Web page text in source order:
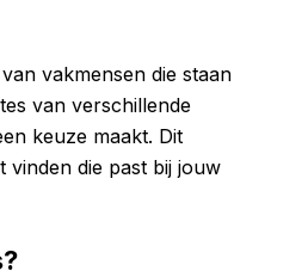
vakmensen die staan
van verschillende
keuze maakt. Dit
vinden die past bij jouw